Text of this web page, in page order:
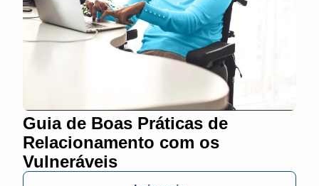
Guia de Boas Práticas de
Relacionamento com os
Vulneráveis